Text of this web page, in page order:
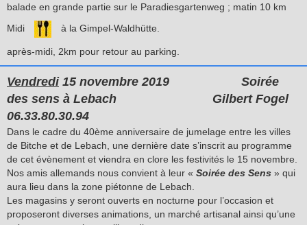
balade en grande partie sur le Paradiesgartenweg ; matin 10 km
Midi
à la Gimpel-Waldhütte.
après-midi, 2km pour retour au parking.
Vendredi15 novembre 2019 Soirée
des sens à Lebach Gilbert Fogel
06.33.80.30.94
Dans le cadre du 40ème anniversaire de jumelage entre les villes
de Bitche et de Lebach, une dernière date s’inscrit au programme
de cet évènement et viendra en clore les festivités le 15 novembre.
Nos amis allemands nous convient à leur « Soirée des Sens » qui
aura lieu dans la zone piétonne de Lebach.
Les magasins y seront ouverts en nocturne pour l’occasion et
proposeront diverses animations, un marché artisanal ainsi qu’une